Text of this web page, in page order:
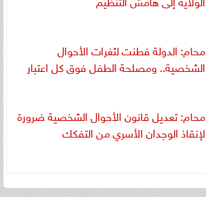
محام: الدولة فطنت لثغرات الأحوال
الشخصية.. ومصلحة الطفل فوق كل اعتبار
​محام: تعديل قانون الأحوال الشخصية ضرورة
لإنقاذ الوجدان الأسري من التفكك